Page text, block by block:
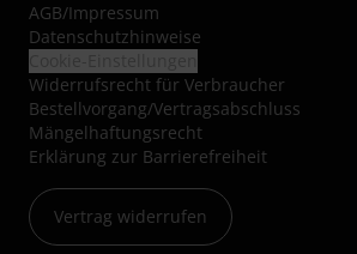
AGB/Impressum
Datenschutzhinweise
Widerrufsrecht für Verbraucher
Bestellvorgang/Vertragsabschluss
Mängelhaftungsrecht
Erklärung zur Barrierefreiheit
Vertrag widerrufen